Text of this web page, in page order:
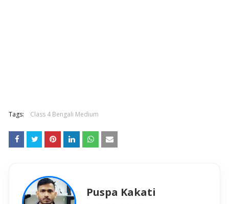
Tags: Class 4 Bengali Medium
Puspa Kakati